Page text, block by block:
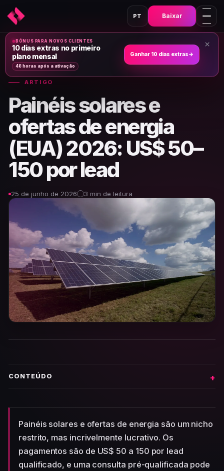
PT Baixar
Lar› Notícias e artigos›
ARTIGO
Painéis solares e
ofertas de energia
(EUA) 2026: US$ 50–
150 por lead
25 de junho de 2026 3 min de leitura
CONTEÚDO
Painéis solares e ofertas de energia são um nicho
restrito, mas incrivelmente lucrativo. Os
pagamentos são de US$ 50 a 150 por lead
qualificado, e uma consulta pré-qualificada pode
BÔNUS PARA NOVOS CLIENTES
10 dias extras no primeiro
plano mensal
48 horas após a ativação
Ganhar 10 dias extras→
×